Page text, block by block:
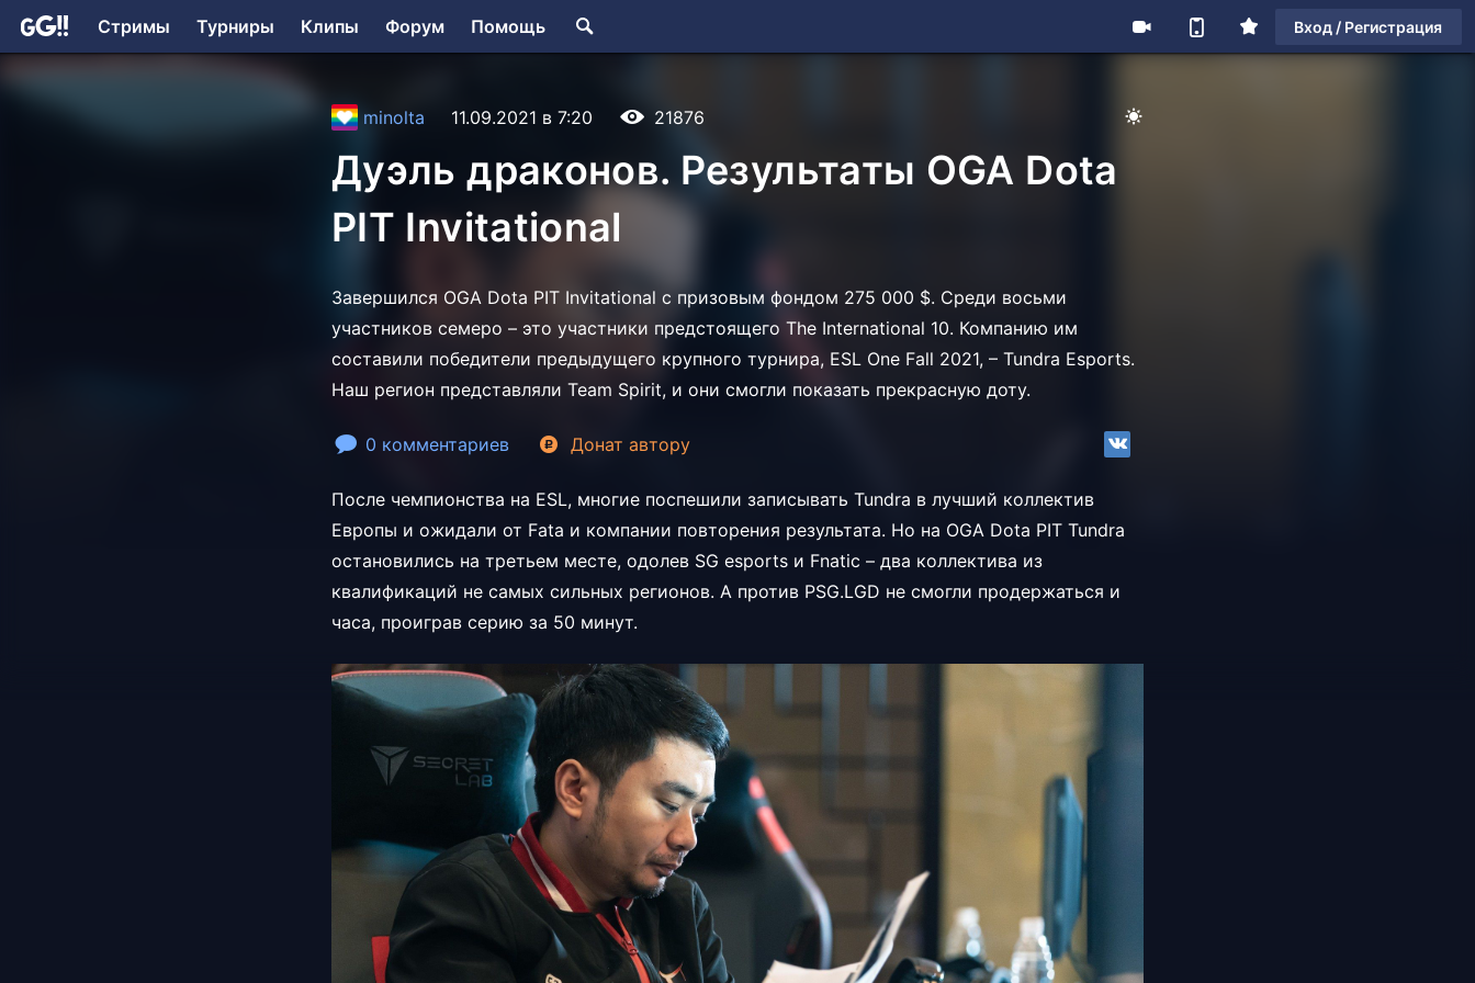
Стримы Турниры Клипы Форум Помощь Вход / Регистрация
minolta 11.09.2021 в 7:20 21876
Дуэль драконов. Результаты OGA Dota
PIT Invitational
Завершился OGA Dota PIT Invitational с призовым фондом 275 000 $. Среди восьми
участников семеро – это участники предстоящего The International 10. Компанию им
составили победители предыдущего крупного турнира, ESL One Fall 2021, – Tundra Esports.
Наш регион представляли Team Spirit, и они смогли показать прекрасную доту.
0 комментариев Донат автору
После чемпионства на ESL, многие поспешили записывать Tundra в лучший коллектив
Европы и ожидали от Fata и компании повторения результата. Но на OGA Dota PIT Tundra
остановились на третьем месте, одолев SG esports и Fnatic – два коллектива из
квалификаций не самых сильных регионов. А против PSG.LGD не смогли продержаться и
часа, проиграв серию за 50 минут.